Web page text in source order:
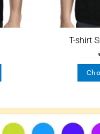
T-shirt